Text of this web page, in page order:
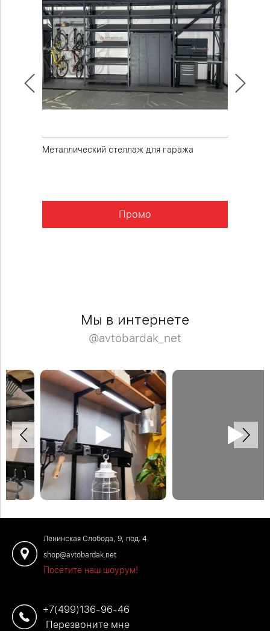
Металлический стеллаж для гаража
Промо
Мы в интернете
@avtobardak_net
На рейлинги крепим всевозможные
крюки. Например, как в этом видео —
салфетница с рулоном бумажных
полотенец.
Предлагаем товары для удобного
эффективного садоводства и
огороднтчества. Все инструменты
под рукой, а в сарае полный порядок.
Ленинская Слобода, 9, под. 4
shop@avtobardak.net
Посетите наш шоурум!
+7(499)136-96-46
Перезвоните мне